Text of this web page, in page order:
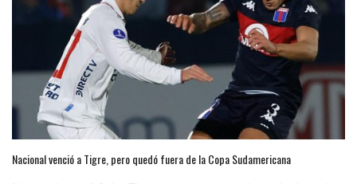
Nacional venció a Tigre, pero quedó fuera de la Copa Sudamericana